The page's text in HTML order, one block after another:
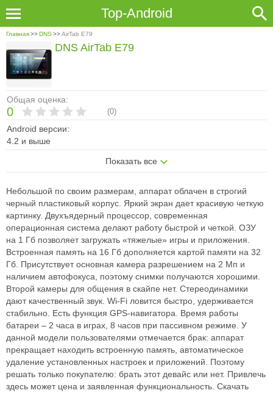
Top-Android
Главная>>DNS>>AirTab E79
Общая оценка:
0 (0)
Android версии:
4.2 и выше
Показать все
DNS AirTab E79
Небольшой по своим размерам, аппарат облачен в строгий
черный пластиковый корпус. Яркий экран дает красивую четкую
картинку. Двухъядерный процессор, современная
операционная система делают работу быстрой и четкой. ОЗУ
на 1 Гб позволяет загружать «тяжелые» игры и приложения.
Встроенная память на 16 Гб дополняется картой памяти на 32
Гб. Присутствует основная камера разрешением на 2 Мп и
наличием автофокуса, поэтому снимки получаются хорошими.
Второй камеры для общения в скайпе нет. Стереодинамики
дают качественный звук. Wi-Fi ловится быстро, удерживается
стабильно. Есть функция GPS-навигатора. Время работы
батареи – 2 часа в играх, 8 часов при пассивном режиме. У
данной модели пользователями отмечается брак: аппарат
прекращает находить встроенную память, автоматическое
удаление установленных настроек и приложений. Поэтому
решать только покупателю: брать этот девайс или нет. Привлечь
здесь может цена и заявленная функциональность. Скачать